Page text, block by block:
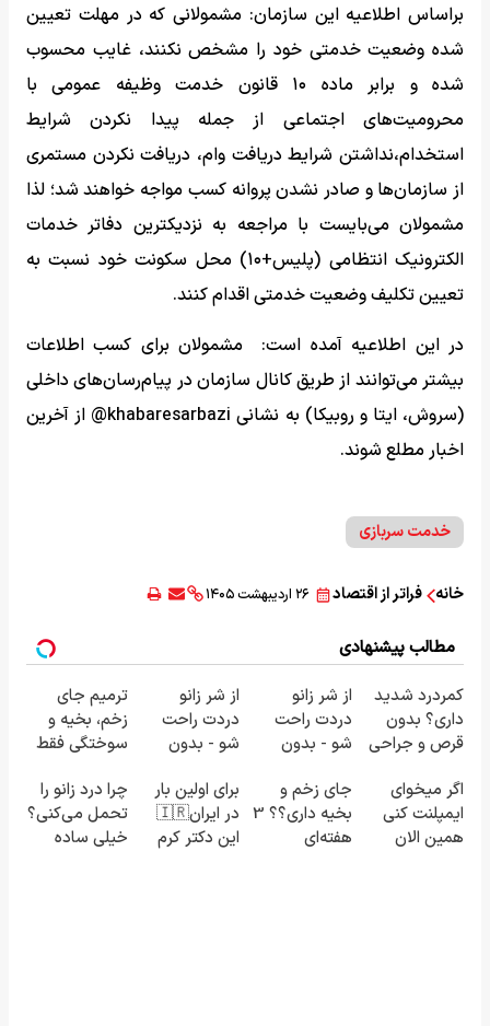
براساس اطلاعیه این سازمان: مشمولانی که در مهلت تعیین
شده وضعیت خدمتی خود را مشخص نکنند، غایب محسوب
شده و برابر ماده ۱۰ قانون خدمت وظیفه عمومی با
محرومیت‌های اجتماعی از جمله پیدا نکردن شرایط
استخدام،نداشتن شرایط دریافت وام، دریافت نکردن مستمری
از سازمان‌ها و صادر نشدن پروانه کسب مواجه خواهند شد؛ لذا
مشمولان می‌بایست با مراجعه به نزدیکترین دفاتر خدمات
الکترونیک انتظامی (پلیس+۱۰) محل سکونت خود نسبت به
تعیین تکلیف وضعیت خدمتی اقدام کنند.
در این اطلاعیه آمده است: مشمولان برای کسب اطلاعات
بیشتر می‌توانند از طریق کانال سازمان در پیام‌رسان‌های داخلی
(سروش، ایتا و روبیکا) به نشانی khabaresarbazi@ از آخرین
اخبار مطلع شوند.
خدمت سربازی
خانه فراتر از اقتصاد ۲۶ اردیبهشت ۱۴۰۵
مطالب پیشنهادی
کمردرد شدید
داری؟ بدون
قرص و جراحی
◗پرسش‌نامه◖
از شر زانو
دردت راحت
شو - بدون
از شر زانو
دردت راحت
شو - بدون
ترمیم جای
زخم، بخیه و
سوختگی فقط
اگر میخوای
ایمپلنت کنی
همین الان
جای زخم و
بخیه داری؟؟ 3
هفته‌ای
برای اولین بار
در ایران🇮🇷
این دکتر کرم
چرا درد زانو را
تحمل می‌کنی؟
خیلی ساده